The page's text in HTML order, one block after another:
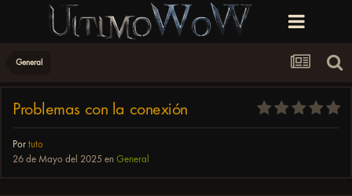
General
Problemas con la conexión
Por tuto
26 de Mayo del 2025 en General